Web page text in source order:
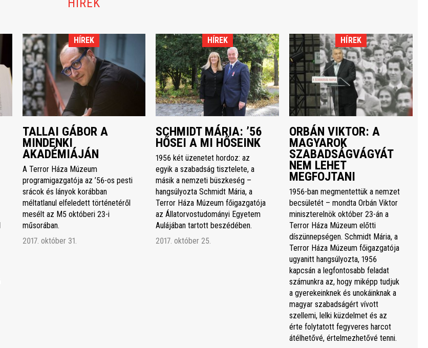
HÍREK
HÍREK
TALLAI GÁBOR A
MINDENKI
AKADÉMIÁJÁN
A Terror Háza Múzeum
programigazgatója az ’56-os pesti
srácok és lányok korábban
méltatlanul elfeledett történetéről
mesélt az M5 októberi 23-i
műsorában.
2017. október 31.
HÍREK
SCHMIDT MÁRIA: ’56
HŐSEI A MI HŐSEINK
1956 két üzenetet hordoz: az
egyik a szabadság tisztelete, a
másik a nemzeti büszkeség –
hangsúlyozta Schmidt Mária, a
Terror Háza Múzeum főigazgatója
az Állatorvostudományi Egyetem
Aulájában tartott beszédében.
2017. október 25.
HÍREK
ORBÁN VIKTOR: A
MAGYAROK
SZABADSÁGVÁGYÁT
NEM LEHET
MEGFOJTANI
1956-ban megmentettük a nemzet
becsületét – mondta Orbán Viktor
miniszterelnök október 23-án a
Terror Háza Múzeum előtti
díszünnepségen. Schmidt Mária, a
Terror Háza Múzeum főigazgatója
ugyanitt hangsúlyozta, 1956
kapcsán a legfontosabb feladat
számunkra az, hogy miképp tudjuk
a gyerekeinknek és unokáinknak a
magyar szabadságért vívott
szellemi, lelki küzdelmet és az
érte folytatott fegyveres harcot
átélhetővé, értelmezhetővé tenni.